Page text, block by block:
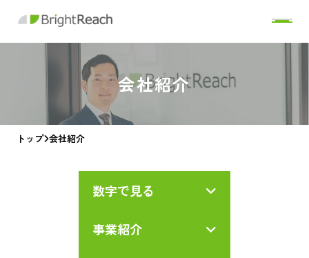
会社紹介
トップ 会社紹介
数字で見る
事業紹介